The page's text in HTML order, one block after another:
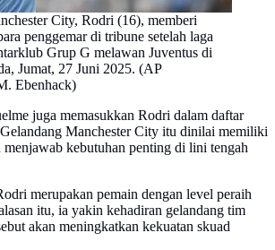
City, Rodri (16), memberi
penggemar di tribune setelah laga
Grup G melawan Juventus di
Jumat, 27 Juni 2025. (AP
Ebenhack)
juga memasukkan Rodri dalam daftar
Manchester City itu dinilai memiliki
kebutuhan penting di lini tengah
merupakan pemain dengan level peraih
itu, ia yakin kehadiran gelandang tim
akan meningkatkan kekuatan skuad